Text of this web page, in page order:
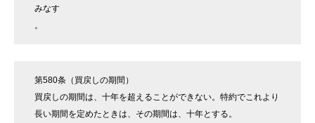
みなす
。
第580条（買戻しの期間）
買戻しの期間は、十年を超えることができない。特約でこれより
長い期間を定めたときは、その期間は、十年とする。